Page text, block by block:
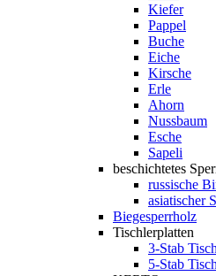
Kiefer
Pappel
Buche
Eiche
Kirsche
Erle
Ahorn
Nussbaum
Esche
Sapeli
beschichtetes
russische
asiatischer
Biegesperrholz
Tischlerplatten
3-Stab
5-Stab